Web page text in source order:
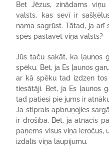
Bet Jēzus, zinādams
valsts, kas sevī ir
nama sagrūst. Tātad, ja arī
spēs pastāvēt viņa valsts?
Jūs taču sakāt, ka ļaunos
spēku. Bet, ja Es ļaunos
ar kā spēku tad izdzen
tiesātāji. Bet, ja Es ļaunos
tad patiesi pie jums ir
Ja stiprais apbruņojies
ir drošībā. Bet, ja atnācis
paņems visus viņa ieročus,
izdalīs viņa laupījumu.